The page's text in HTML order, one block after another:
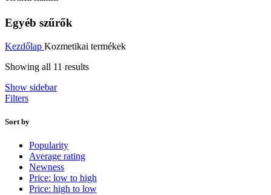
Egyéb szűrők
Kezdőlap Kozmetikai termékek
Showing all 11 resultsSorted
Show sidebar
Filters
Sort by
Popularity
Average rating
Newness
Price: low to high
Price: high to low